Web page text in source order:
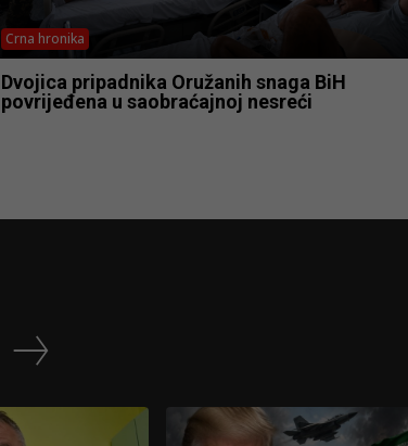
Crna hronika
Dvojica pripadnika Oružanih snaga BiH
povrijeđena u saobraćajnoj nesreći